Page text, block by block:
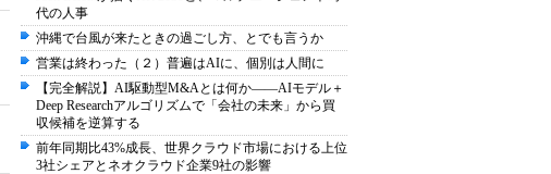
代の人事
沖縄で台風が来たときの過ごし方、とでも言うか
営業は終わった（２）普遍はAIに、個別は人間に
【完全解説】AI駆動型M&Aとは何か――AIモデル＋
Deep Researchアルゴリズムで「会社の未来」から買
収候補を逆算する
前年同期比43%成長、世界クラウド市場における上位
3社シェアとネオクラウド企業9社の影響